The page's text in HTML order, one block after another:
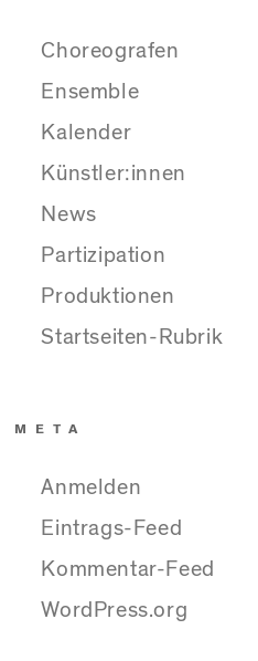
Choreografen
Ensemble
Kalender
Künstler:innen
News
Partizipation
Produktionen
Startseiten-Rubrik
META
Anmelden
Eintrags-Feed
Kommentar-Feed
WordPress.org